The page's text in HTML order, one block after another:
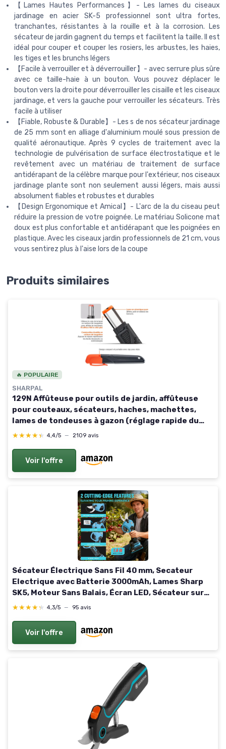
【Lames Hautes Performances】- Les lames du ciseaux
jardinage en acier SK-5 professionnel sont ultra fortes,
tranchantes, résistantes à la rouille et à la corrosion. Les
sécateur de jardin gagnent du temps et facilitent la taille. Il est
idéal pour couper et couper les rosiers, les arbustes, les haies,
les tiges et les brunchs légers
【Facile à verrouiller et à déverrouiller】- avec serrure plus sûre
avec ce taille-haie à un bouton. Vous pouvez déplacer le
bouton vers la droite pour déverrouiller les cisaille et les ciseaux
jardinage, et vers la gauche pour verrouiller les sécateurs. Très
facile à utiliser
【Fiable, Robuste & Durable】- Les s de nos sécateur jardinage
de 25 mm sont en alliage d'aluminium moulé sous pression de
qualité aéronautique. Après 9 cycles de traitement avec la
technologie de pulvérisation de surface électrostatique et le
revêtement avec un matériau de traitement de surface
antidérapant de la célèbre marque pour l'extérieur, nos ciseaux
jardinage plante sont non seulement aussi légers, mais aussi
absolument fiables et robustes et durables
【Design Ergonomique et Amical】- L'arc de la du ciseau peut
réduire la pression de votre poignée. Le matériau Solicone mat
doux est plus confortable et antidérapant que les poignées en
plastique. Avec les ciseaux jardin professionnels de 21 cm, vous
vous sentirez plus à l'aise lors de la coupe
Produits similaires
🔥 POPULAIRE
SHARPAL
129N Affûteuse pour outils de jardin, affûteuse
pour couteaux, sécateurs, haches, machettes,
lames de tondeuses à gazon (réglage rapide du
tranchant/élimination des bavures) Version mise à
★★★★★
★★★★★ 4,4/5 — 2109 avis
Voir l'offre
Sécateur Électrique Sans Fil 40 mm, Secateur
Electrique avec Batterie 3000mAh, Lames Sharp
SK5, Moteur Sans Balais, Écran LED, Sécateur sur
Batterie pour Vigne, Olivier, Arbre Fruitier,
★★★★★
★★★★★ 4,3/5 — 95 avis
Voir l'offre